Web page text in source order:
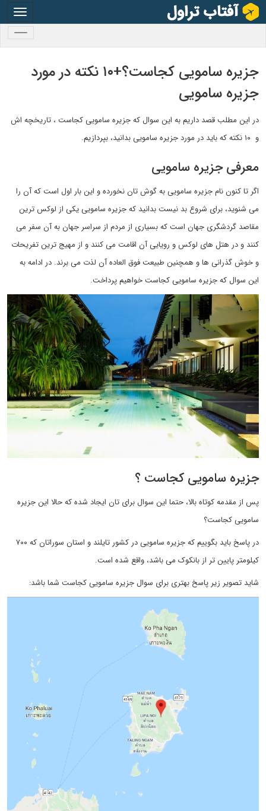
جزیره سامویی کجاست؟+۱۰ نکته در مورد
جزیره سامویی
در این مطلب قصد داریم به این سوال که جزیره سامویی کجاست ، تاریخچه اش
و ۱۰ نکته که باید در مورد جزیره سامویی بدانید، بپردازیم.
معرفی جزیره سامویی
اگر تا کنون نام جزیره سامویی به گوش تان نخورده و این بار اول است که آن را
می شنوید، برای شروع بد نیست بدانید که جزیره سامویی یکی از لوکس ترین
مقاصد گردشگری جهان است که بسیاری از مردم از سراسر جهان به آن سفر می
کنند و در هتل های لوکس و رویایی آن اقامت می کنند و از مهیج ترین تفریحات
و خوش گذرانی ها و همچنین طبیعت فوق العاده آن لذت می برند. در ادامه به
این سوال که جزیره سامویی کجاست خواهیم پرداخت.
جزیره سامویی کجاست ؟
پس از مقدمه کوتاه بالا، حتما این سوال برای تان ایجاد شده که حالا این جزیره
سامویی کجاست؟
در پاسخ باید بگوییم که جزیره سامویی در کشور تایلند و استان سوراتان که ۷۰۰
کیلومتر پایین تر از بانکوک می باشد، واقع شده است.
شاید تصویر زیر پاسخ بهتری برای سوال جزیره سامویی کجاست شما باشد: